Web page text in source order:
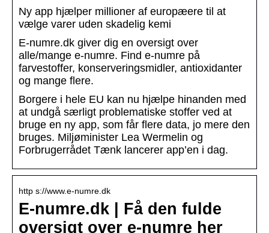
Ny app hjælper millioner af europæere til at
vælge varer uden skadelig kemi
E-numre.dk giver dig en oversigt over
alle/mange e-numre. Find e-numre på
farvestoffer, konserveringsmidler, antioxidanter
og mange flere.
Borgere i hele EU kan nu hjælpe hinanden med
at undgå særligt problematiske stoffer ved at
bruge en ny app, som får flere data, jo mere den
bruges. Miljøminister Lea Wermelin og
Forbrugerrådet Tænk lancerer app’en i dag.
http s://www.e-numre.dk
E-numre.dk | Få den fulde
oversigt over e-numre her